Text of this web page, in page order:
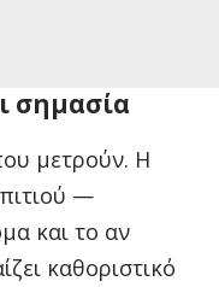
σημασία
μετρούν. Η
—
και το αν
καθοριστικό